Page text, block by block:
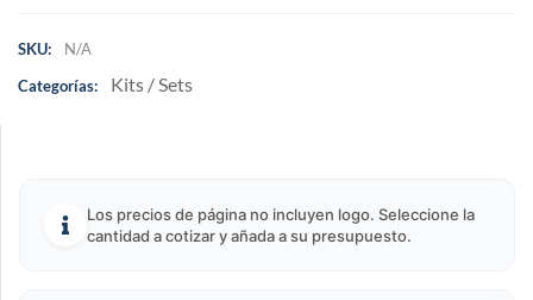
SKU:
N/A
Categorías:
Kits / Sets
Los precios de página no incluyen logo. Seleccione la
cantidad a cotizar y añada a su presupuesto.